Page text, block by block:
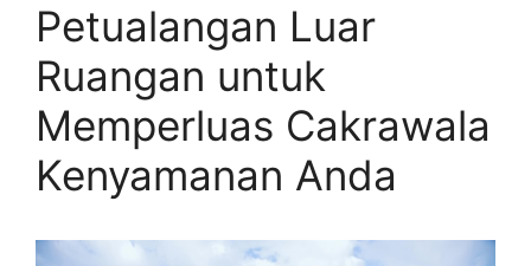
Petualangan Luar
Ruangan untuk
Memperluas Cakrawala
Kenyamanan Anda